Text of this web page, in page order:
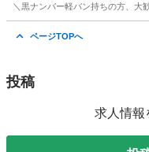
＼黒ナンバー軽バン持ちの方、
ページTOPへ
投稿
求人情報